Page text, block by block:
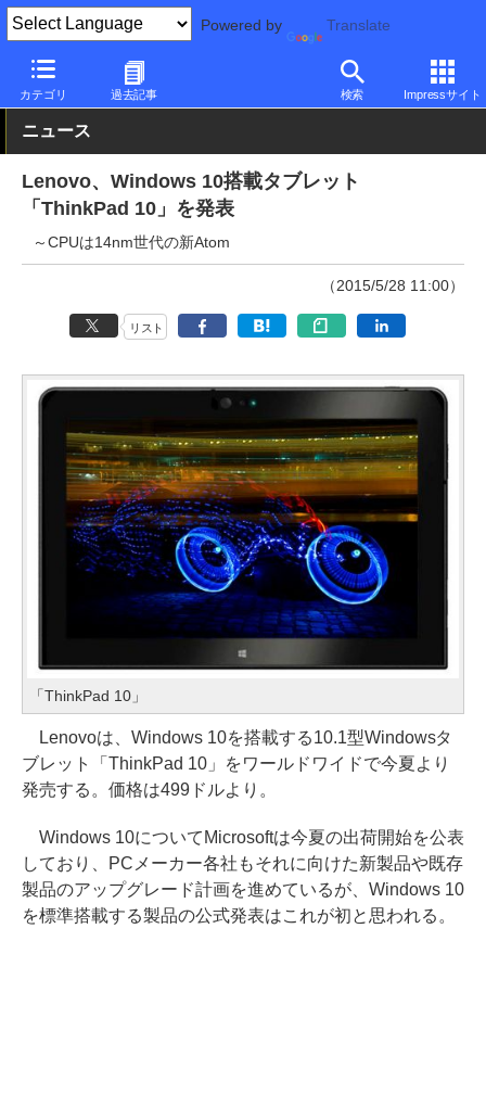
Powered by Translate
カテゴリ 過去記事 検索 Impressサイト
PC Watch パソコン/タブレット/スマートフォン タブレット
ニュース
Lenovo、Windows 10搭載タブレット
「ThinkPad 10」を発表
～CPUは14nm世代の新Atom
（2015/5/28 11:00）
リスト
「ThinkPad 10」
Lenovoは、Windows 10を搭載する10.1型Windowsタ
ブレット「ThinkPad 10」をワールドワイドで今夏より
発売する。価格は499ドルより。
Windows 10についてMicrosoftは今夏の出荷開始を公表
しており、PCメーカー各社もそれに向けた新製品や既存
製品のアップグレード計画を進めているが、Windows 10
を標準搭載する製品の公式発表はこれが初と思われる。